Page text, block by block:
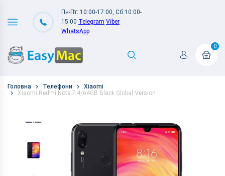
Пн-Пт: 10:00-17:00, Сб:10:00-
15:00 Telegram Viber
WhatsApp
0
Головна Телефони
Xiaomi
Xiaomi Redmi Note 7 4/64GB Black Global Version